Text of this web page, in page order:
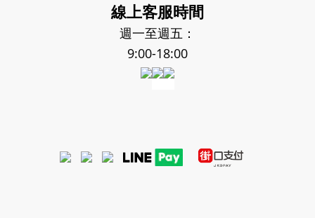
線上客服時間
週一至週五：
9:00-18:00